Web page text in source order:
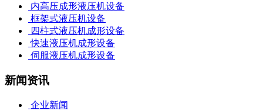
内高压成形液压机设备
框架式液压机设备
四柱式液压机成形设备
快速液压机成形设备
伺服液压机成形设备
新闻资讯
企业新闻